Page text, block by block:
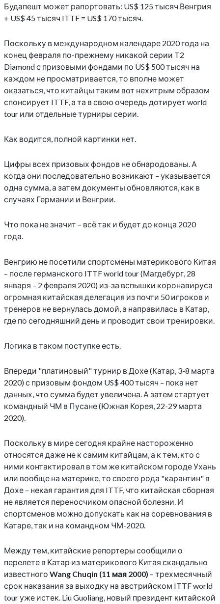
Будапешт может рапортовать: US$ 125 тысяч Венгрия
+ US$ 45 тысяч ITTF = US$ 170 тысяч.
Поскольку в международном календаре 2020 года на
конец февраля по-прежнему никакой серии T2
Diamond с призовыми фондами по US$ 500 тысяч на
каждом не просматривается, то вполне может
оказаться, что китайцы таким вот нехитрым образом
спонсирует ITTF, а та в свою очередь дотирует world
tour или отдельные турниры серии.
Как водится, полной картинки нет.
Цифры всех призовых фондов не обнародованы. А
когда они последовательно возникают – указывается
одна сумма, а затем документы обновляются, как в
случаях Германии и Венгрии.
Что пока не значит – всё так и будет до конца 2020
года.
Венгрию не посетили спортсмены материкового Китая
– после германского ITTF world tour (Магдебург, 28
января – 2 февраля 2020) из-за вспышки коронавируса
огромная китайская делегация из почти 50 игроков и
тренеров не вернулась домой, а направилась в Катар,
где по сегодняшний день и проводит свои тренировки.
Логика в таком поступке есть.
Впереди "платиновый" турнир в Дохе (Катар, 3-8 марта
2020) с призовым фондом US$ 400 тысяч – пока нет
данных, что сумма будет увеличена. А затем стартует
командный ЧМ в Пусане (Южная Корея, 22-29 марта
2020).
Поскольку в мире сегодня крайне настороженно
относятся даже не к самим китайцам, а к тем, кто с
ними контактировал в том же китайском городе Ухань
или вообще на материке, то своего рода "карантин" в
Дохе – некая гарантия для ITTF, что китайская сборная
не является переносчиком опасной болезни. И
спортсменов можно допускать как на соревнования в
Катаре, так и на командном ЧМ-2020.
Между тем, китайские репортеры сообщили о
перелете в Катар из материкового Китая скандально
известного Wang Chuqin (11 мая 2000) – трехмесячный
срок наказания за выходку на австрийском ITTF world
tour уже истек. Liu Guoliang, новый президент китайской